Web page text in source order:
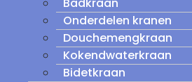
Onderdelen kranen
Douchemengkraan
Kokendwaterkraan
Bidetkraan